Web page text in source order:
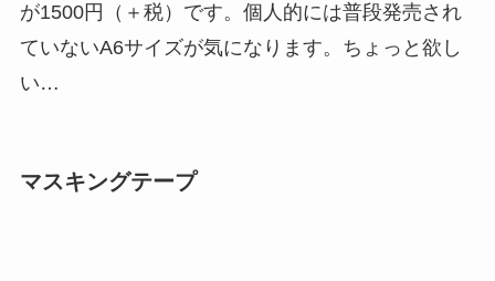
が1500円（＋税）です。個人的には普段発売され
ていないA6サイズが気になります。ちょっと欲し
い…
マスキングテープ